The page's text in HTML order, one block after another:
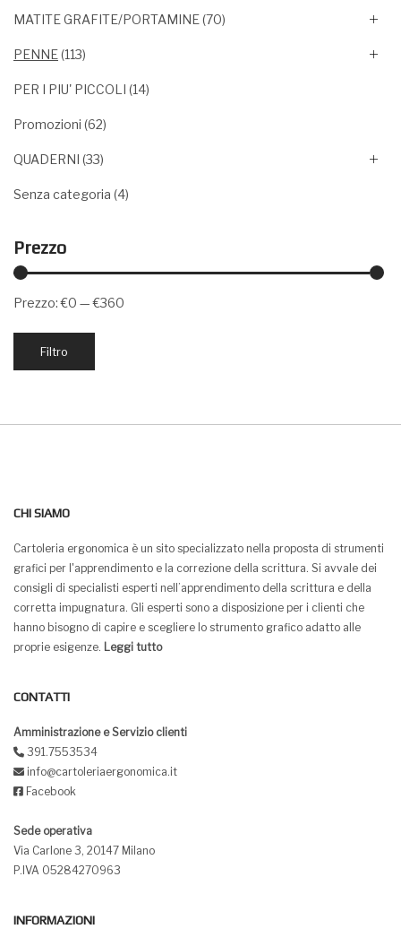
MATITE GRAFITE/PORTAMINE(70)
PENNE(113)
PER I PIU' PICCOLI (14)
Promozioni (62)
QUADERNI (33)
Senza categoria (4)
Prezzo
Filtro
Prezzo:€0 —€360
CHI SIAMO
Cartoleria ergonomica è un sito specializzato nella proposta di strumenti
grafici per l'apprendimento e la correzione della scrittura. Si avvale dei
consigli di specialisti esperti nell’apprendimento della scrittura e della
corretta impugnatura. Gli esperti sono a disposizione per i clienti che
hanno bisogno di capire e scegliere lo strumento grafico adatto alle
proprie esigenze. Leggi tutto
CONTATTI
Amministrazione e Servizio clienti
391.7553534
info@cartoleriaergonomica.it
Facebook
Sede operativa
Via Carlone 3, 20147 Milano
P.IVA 05284270963
INFORMAZIONI